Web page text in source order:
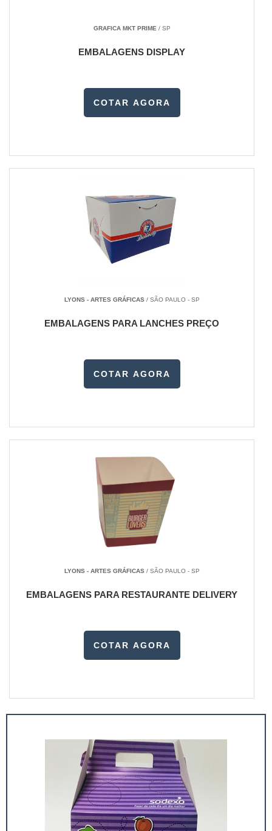
GRAFICA MKT PRIME/ SP
EMBALAGENS DISPLAY
COTAR AGORA
LYONS - ARTES GRÁFICAS/ SÃO PAULO - SP
EMBALAGENS PARA LANCHES PREÇO
COTAR AGORA
LYONS - ARTES GRÁFICAS/ SÃO PAULO - SP
EMBALAGENS PARA RESTAURANTE DELIVERY
COTAR AGORA